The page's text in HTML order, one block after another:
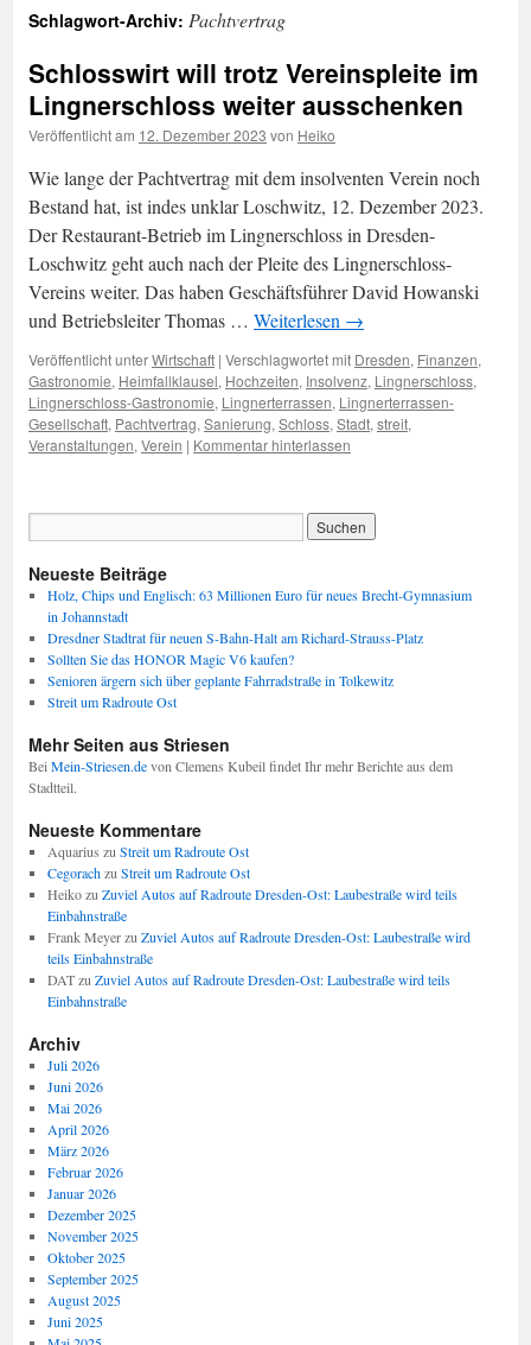
Schlagwort-Archiv: Pachtvertrag
Schlosswirt will trotz Vereinspleite im
Lingnerschloss weiter ausschenken
Veröffentlicht am 12. Dezember 2023 von Heiko
Wie lange der Pachtvertrag mit dem insolventen Verein noch
Bestand hat, ist indes unklar Loschwitz, 12. Dezember 2023.
Der Restaurant-Betrieb im Lingnerschloss in Dresden-
Loschwitz geht auch nach der Pleite des Lingnerschloss-
Vereins weiter. Das haben Geschäftsführer David Howanski
und Betriebsleiter Thomas … Weiterlesen →
Veröffentlicht unterWirtschaft | Verschlagwortet mit Dresden, Finanzen,
Gastronomie, Heimfallklausel, Hochzeiten, Insolvenz, Lingnerschloss,
Lingnerschloss-Gastronomie, Lingnerterrassen, Lingnerterrassen-
Gesellschaft, Pachtvertrag, Sanierung, Schloss, Stadt, streit,
Veranstaltungen, Verein | Kommentar hinterlassen
Neueste Beiträge
Holz, Chips und Englisch: 63 Millionen Euro für neues Brecht-Gymnasium
in Johannstadt
Dresdner Stadtrat für neuen S-Bahn-Halt am Richard-Strauss-Platz
Sollten Sie das HONOR Magic V6 kaufen?
Senioren ärgern sich über geplante Fahrradstraße in Tolkewitz
Streit um Radroute Ost
Mehr Seiten aus Striesen
Bei Mein-Striesen.devon Clemens Kubeil findet Ihr mehr Berichte aus dem
Stadtteil.
Neueste Kommentare
Aquarius zu Streit um Radroute Ost
Cegorachzu Streit um Radroute Ost
Heikozu Zuviel Autos auf Radroute Dresden-Ost: Laubestraße wird teils
Einbahnstraße
Frank Meyerzu Zuviel Autos auf Radroute Dresden-Ost: Laubestraße wird
teils Einbahnstraße
DATzu Zuviel Autos auf Radroute Dresden-Ost: Laubestraße wird teils
Einbahnstraße
Archiv
Juli 2026
Juni 2026
Mai 2026
April 2026
März 2026
Februar 2026
Januar 2026
Dezember 2025
November 2025
Oktober 2025
September 2025
August 2025
Juni 2025